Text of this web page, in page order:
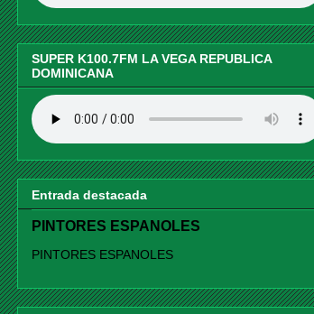
SUPER K100.7FM LA VEGA REPUBLICA
DOMINICANA
Entrada destacada
PINTORES ESPANOLES
PINTORES ESPANOLES